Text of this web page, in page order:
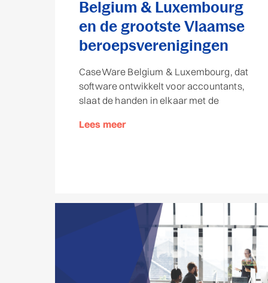
Belgium & Luxembourg
en de grootste Vlaamse
beroepsverenigingen
CaseWare Belgium & Luxembourg, dat
software ontwikkelt voor accountants,
slaat de handen in elkaar met de
Lees meer